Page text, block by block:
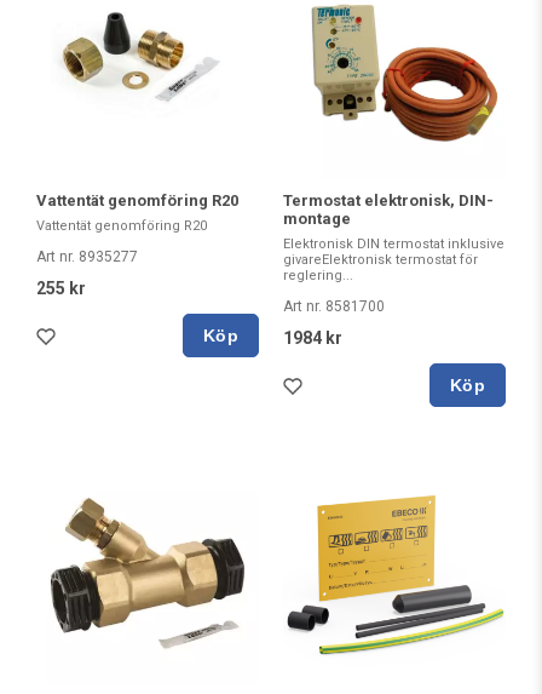
Vattentät genomföring R20
Vattentät genomföring R20
Art nr. 8935277
255 kr
Köp
Termostat elektronisk, DIN-
montage
Elektronisk DIN termostat inklusive
givareElektronisk termostat för
reglering...
Art nr. 8581700
1984 kr
Köp